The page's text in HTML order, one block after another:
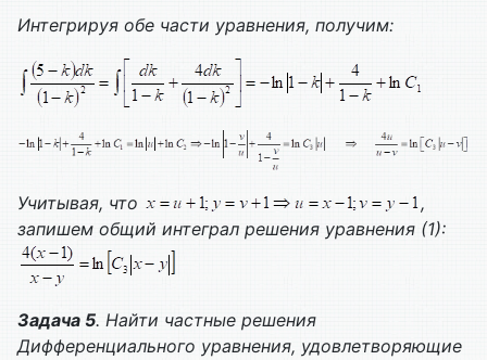
Интегрируя обе части уравнения, получим:
Учитывая, что
,
запишем общий интеграл решения уравнения (1):
Задача 5. Найти частные решения
Дифференциального уравнения, удовлетворяющие